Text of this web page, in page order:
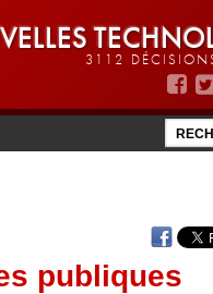
3112
publiques